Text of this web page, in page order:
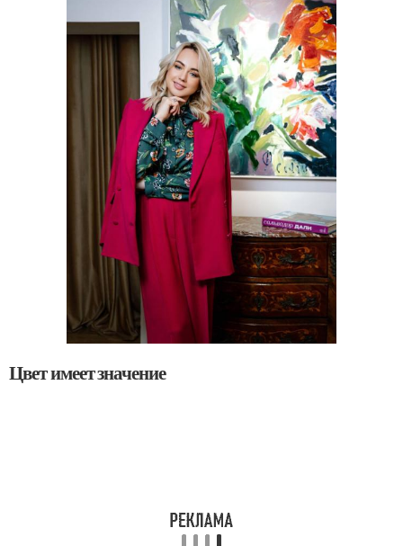
Цвет имеет значение